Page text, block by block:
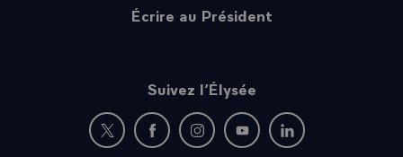
Écrire au Président
Suivez l’Élysée
Nouvelle fenêtre : rejoignez-nous sur Twitter
Nouvelle fenêtre : rejoignez-nous sur
Nouvelle fenêtre : rejoignez-nous
Nouvelle fenêtre :
Nouvelle fenêtre :